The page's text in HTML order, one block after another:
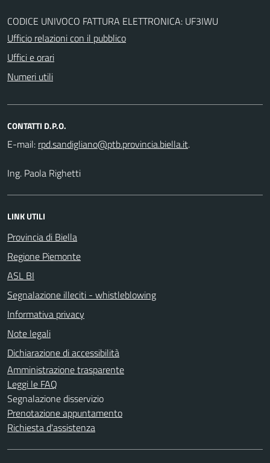
CODICE UNIVOCO FATTURA ELETTRONICA: UF3IWU
Ufficio relazioni con il pubblico
Uffici e orari
Numeri utili
CONTATTI D.P.O.
E-mail:
.
Ing. Paola Righetti
LINK UTILI
Provincia di Biella
Regione Piemonte
ASL BI
Segnalazione illeciti - whistleblowing
Informativa privacy
Note legali
Dichiarazione di accessibilità
Amministrazione trasparente
Leggi le FAQ
Segnalazione disservizio
Prenotazione appuntamento
Richiesta d'assistenza